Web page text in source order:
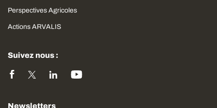
Perspectives Agricoles
Actions ARVALIS
Suivez nous :
Newsletters